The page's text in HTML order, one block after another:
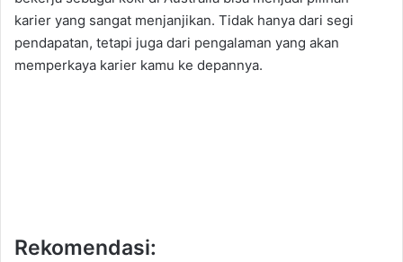
karier yang sangat menjanjikan. Tidak hanya dari segi
pendapatan, tetapi juga dari pengalaman yang akan
memperkaya karier kamu ke depannya.
Rekomendasi: